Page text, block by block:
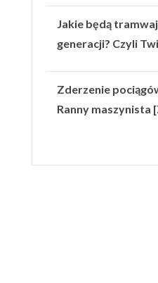
Jakie będą
generacji? Czyli
Zderzenie
Ranny maszynista